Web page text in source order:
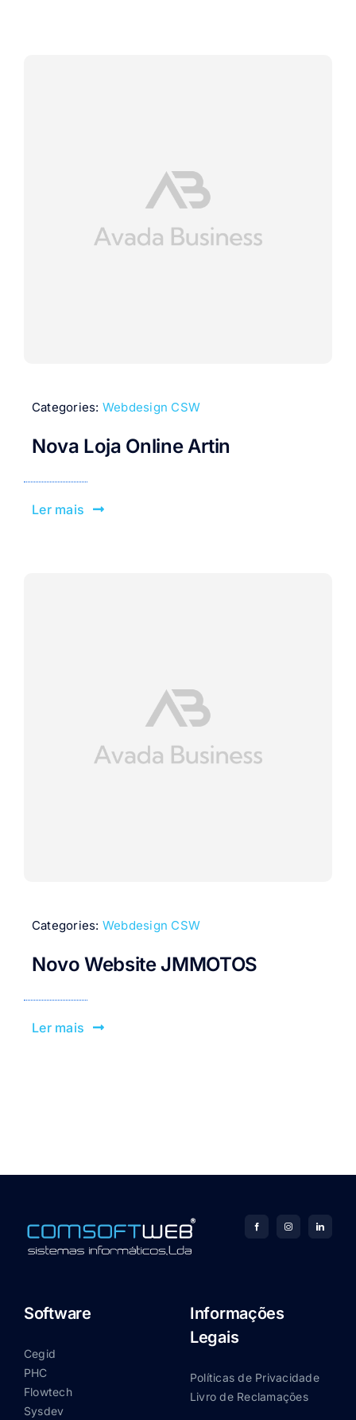
Categories: Webdesign CSW
Nova Loja Online Artin
Ler mais
Categories: Webdesign CSW
Novo Website JMMOTOS
Ler mais
Software
Cegid
PHC
Flowtech
Sysdev
Informações
Legais
Políticas de Privacidade
Livro de Reclamações